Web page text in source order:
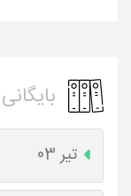
بایگانی
تیر 03